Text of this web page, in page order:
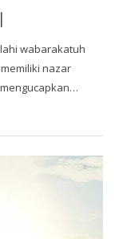
wabarakatuh
nazar